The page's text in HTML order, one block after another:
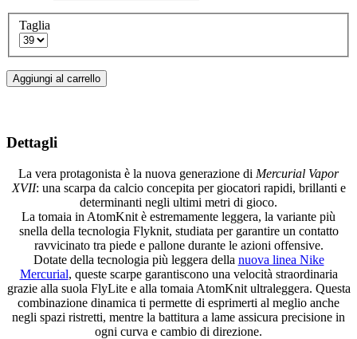
Taglia
Aggiungi al carrello
Dettagli
La vera protagonista è la nuova generazione di Mercurial Vapor
XVII: una scarpa da calcio concepita per giocatori rapidi, brillanti e
determinanti negli ultimi metri di gioco.
La tomaia in AtomKnit è estremamente leggera, la variante più
snella della tecnologia Flyknit, studiata per garantire un contatto
ravvicinato tra piede e pallone durante le azioni offensive.
Dotate della tecnologia più leggera della nuova linea Nike
Mercurial, queste scarpe garantiscono una velocità straordinaria
grazie alla suola FlyLite e alla tomaia AtomKnit ultraleggera. Questa
combinazione dinamica ti permette di esprimerti al meglio anche
negli spazi ristretti, mentre la battitura a lame assicura precisione in
ogni curva e cambio di direzione.